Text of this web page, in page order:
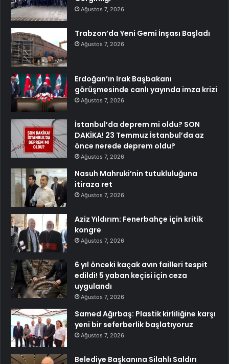
Ağustos 7, 2026
Trabzon’da Yeni Gemi İnşası Başladı
Ağustos 7, 2026
Erdoğan’ın Irak Başbakanı
görüşmesinde canlı yayında imza krizi
Ağustos 7, 2026
İstanbul’da deprem mi oldu? SON
DAKİKA! 23 Temmuz İstanbul’da az
önce nerede deprem oldu?
Ağustos 7, 2026
Nasuh Mahruki’nin tutukluluğuna
itiraza ret
Ağustos 7, 2026
Aziz Yıldırım: Fenerbahçe için kritik
kongre
Ağustos 7, 2026
6 yıl önceki kaçak avın failleri tespit
edildi! 5 yaban keçisi için ceza
uygulandı
Ağustos 7, 2026
Samed Ağırbaş: Plastik kirliliğine karşı
yeni bir seferberlik başlatıyoruz
Ağustos 7, 2026
Belediye Başkanına Silahlı Saldırı